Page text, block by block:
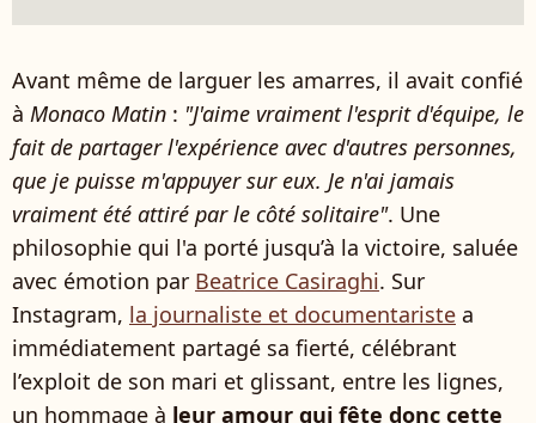
Avant même de larguer les amarres, il avait confié
à Monaco Matin : "J'aime vraiment l'esprit d'équipe, le
fait de partager l'expérience avec d'autres personnes,
que je puisse m'appuyer sur eux. Je n'ai jamais
vraiment été attiré par le côté solitaire". Une
philosophie qui l'a porté jusqu’à la victoire, saluée
avec émotion par Beatrice Casiraghi. Sur
Instagram, la journaliste et documentariste a
immédiatement partagé sa fierté, célébrant
l’exploit de son mari et glissant, entre les lignes,
un hommage à leur amour qui fête donc cette